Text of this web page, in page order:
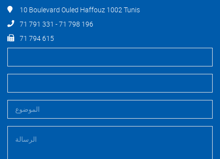
10 Boulevard Ouled Haffouz 1002 Tunis
71 791 331 - 71 798 196
71 794 615